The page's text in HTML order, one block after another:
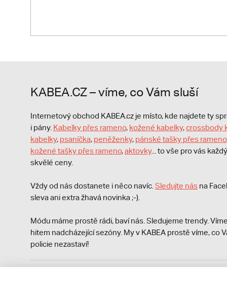
KABEA.CZ – víme, co Vám sluší
Internetový obchod KABEA.cz je místo, kde najdete ty
i pány. Kabelky přes rameno, kožené kabelky,crossbody
kabelky, psaníčka, peněženky, pánské tašky přes rameno
kožené tašky přes rameno,aktovky... to vše pro vás
skvělé ceny.
Vždy od nás dostanete i něco navíc. Sledujte nás na
sleva ani extra žhavá novinka ;-).
Módu máme prostě rádi, baví nás. Sledujeme trendy.
hitem nadcházející sezóny. My v KABEA prostě víme, co
policie nezastaví!